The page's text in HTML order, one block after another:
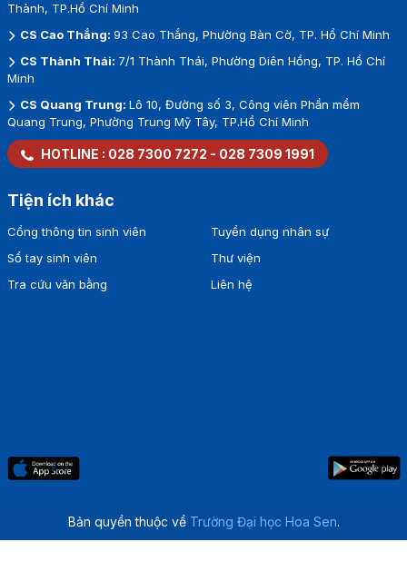
Thành, TP.Hồ Chí Minh
CS Cao Thắng: 93 Cao Thắng, Phường Bàn Cờ, TP. Hồ Chí Minh
CS Thành Thái: 7/1 Thành Thái, Phường Diên Hồng, TP. Hồ Chí
Minh
CS Quang Trung: Lô 10, Đường số 3, Công viên Phần mềm
Quang Trung, Phường Trung Mỹ Tây, TP.Hồ Chí Minh
HOTLINE : 028 7300 7272 - 028 7309 1991
Tiện ích khác
Cổng thông tin sinh viên
Sổ tay sinh viên
Tra cứu văn bằng
Tuyển dụng nhân sự
Thư viện
Liên hệ
Bản quyền thuộc về Trường Đại học Hoa Sen.